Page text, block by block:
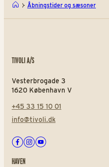
Åbningstider og sæsoner
TIVOLI A/S
Vesterbrogade 3
1620 København V
+45 33 15 10 01
info@tivoli.dk
Facebook
Instagram
Youtube
HAVEN